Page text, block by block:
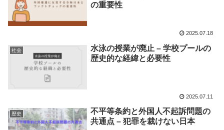
の重要性
2025.07.18
社会
水泳の授業が廃止 – 学校プールの
歴史的な経緯と必要性
2025.07.11
歴史
不平等条約と外国人不起訴問題の
共通点 – 犯罪を裁けない日本